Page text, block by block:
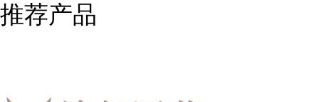
推荐产品